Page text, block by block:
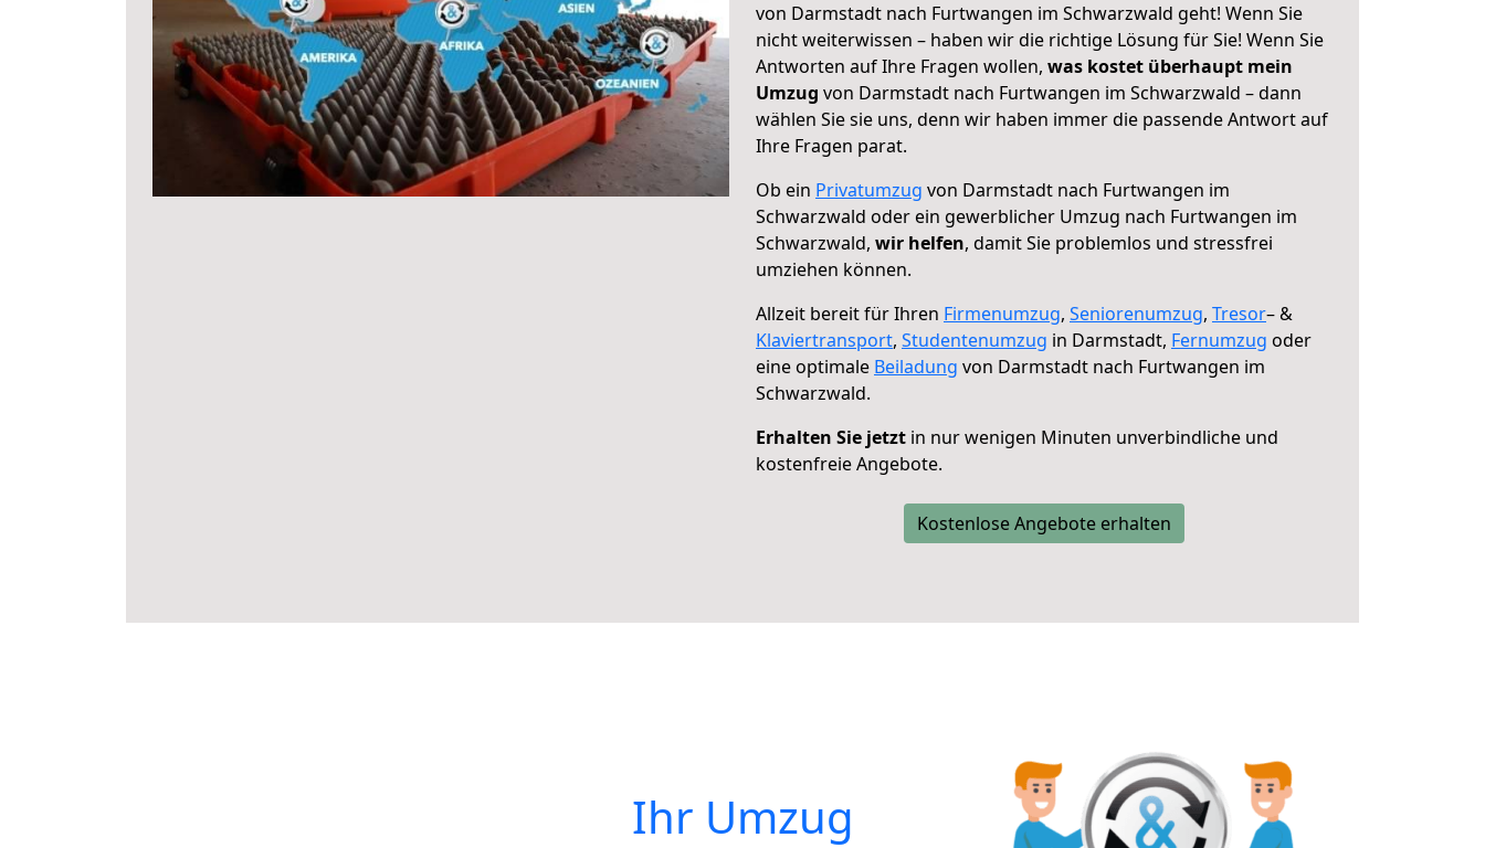
von Darmstadt nach Furtwangen im Schwarzwald geht! Wenn Sie
nicht weiterwissen – haben wir die richtige Lösung für Sie! Wenn Sie
Antworten auf Ihre Fragen wollen, was kostet überhaupt mein
Umzug von Darmstadt nach Furtwangen im Schwarzwald – dann
wählen Sie sie uns, denn wir haben immer die passende Antwort auf
Ihre Fragen parat.
Ob ein Privatumzug von Darmstadt nach Furtwangen im
Schwarzwald oder ein gewerblicher Umzug nach Furtwangen im
Schwarzwald, wir helfen, damit Sie problemlos und stressfrei
umziehen können.
Allzeit bereit für Ihren Firmenumzug, Seniorenumzug, Tresor– &
Klaviertransport, Studentenumzug in Darmstadt, Fernumzug oder
eine optimale Beiladung von Darmstadt nach Furtwangen im
Schwarzwald.
Erhalten Sie jetzt in nur wenigen Minuten unverbindliche und
kostenfreie Angebote.
Kostenlose Angebote erhalten
Ihr Umzug